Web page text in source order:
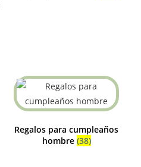
Regalos para cumpleaños
hombre (38)